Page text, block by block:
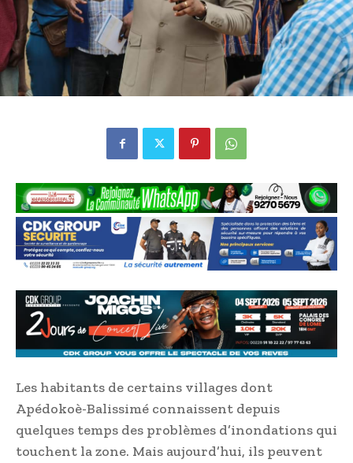
Les habitants de certains villages dont
Apédokoè-Balissimé connaissent depuis
quelques temps des problèmes d’inondations qui
touchent la zone. Mais aujourd’hui, ils peuvent